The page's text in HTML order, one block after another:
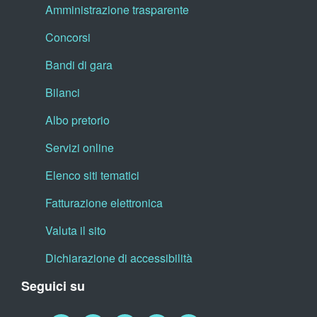
Amministrazione trasparente
Concorsi
Bandi di gara
Bilanci
Albo pretorio
Servizi online
Elenco siti tematici
Fatturazione elettronica
Valuta il sito
Dichiarazione di accessibilità
Seguici su